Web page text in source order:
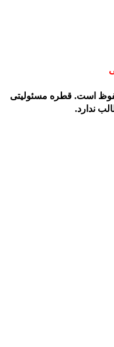
است. قطره مسئولیتی